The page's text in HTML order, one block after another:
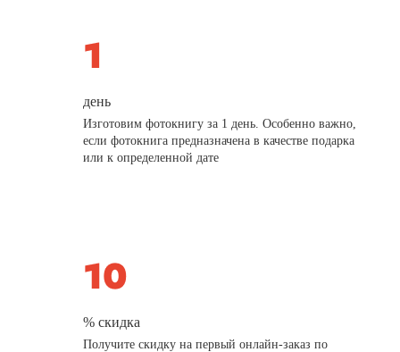
день
Изготовим фотокнигу за 1 день. Особенно важно,
если фотокнига предназначена в качестве подарка
или к определенной дате
% скидка
Получите скидку на первый онлайн-заказ по